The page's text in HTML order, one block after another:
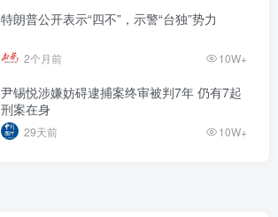
特朗普公开表示“四不”，示警“台独”势力
2个月前 10W+
尹锡悦涉嫌妨碍逮捕案终审被判7年 仍有7起
刑案在身
29天前 10W+